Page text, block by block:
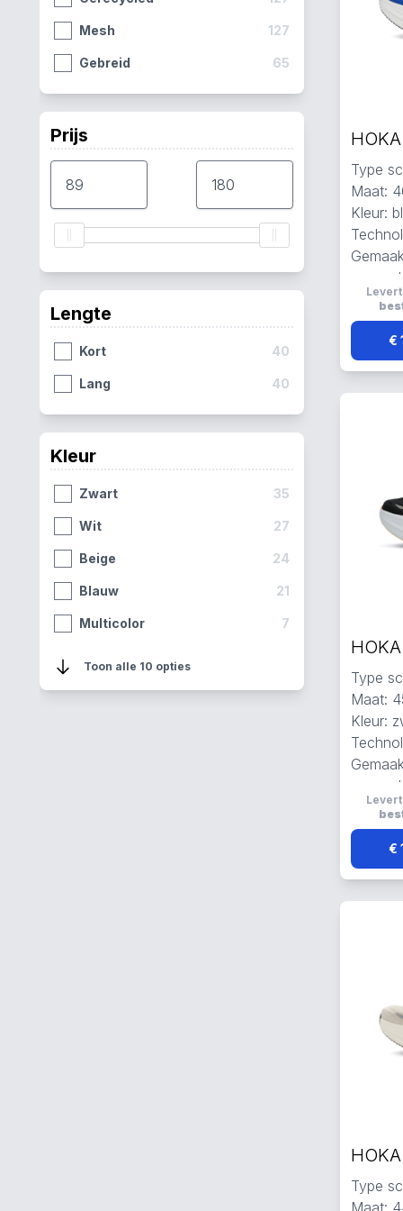
38 ⅔ 2
39
Mesh 127
Gebreid 65
Prijs
Lengte
Kort 40
Lang 40
Kleur
Zwart 35
Wit 27
Beige 24
Blauw 21
Multicolor 7
Roze 4
Toon alle 10 opties
Type
Maat:
Kleur:
en mesh
€
Type
Maat:
Kleur:
en mesh
€
Type
Maat: